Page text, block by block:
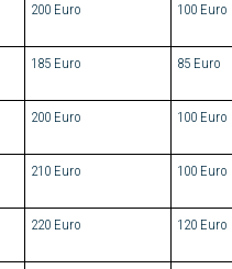
200 Euro 100 Euro
185 Euro 85 Euro
200 Euro 100 Euro
210 Euro 100 Euro
220 Euro 120 Euro